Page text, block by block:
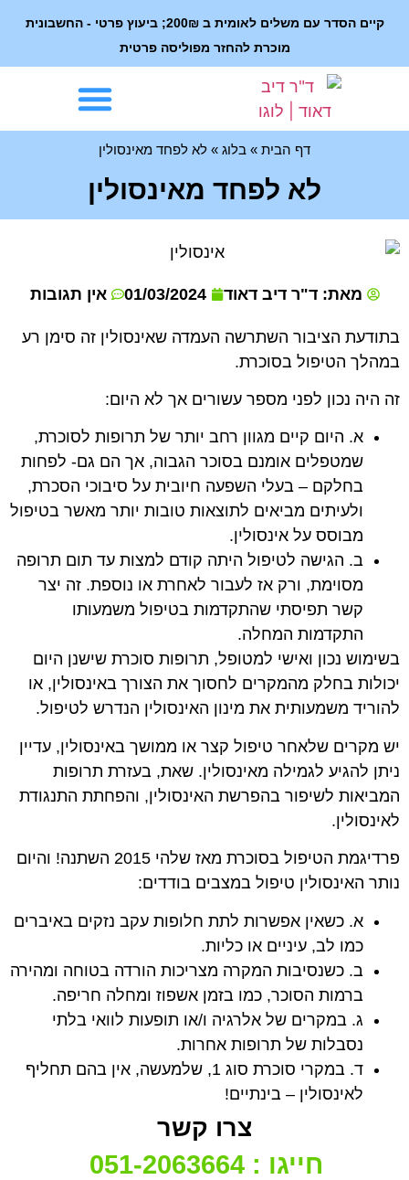
קיים הסדר עם משלים לאומית ב 200₪; ביעוץ פרטי - החשבונית
מוכרת להחזר מפוליסה פרטית
דף הבית » בלוג » לא לפחד מאינסולין
לא לפחד מאינסולין
מאת: ד"ר דיב דאוד 01/03/2024 אין תגובות
בתודעת הציבור השתרשה העמדה שאינסולין זה סימן רע
במהלך הטיפול בסוכרת.
זה היה נכון לפני מספר עשורים אך לא היום:
א. היום קיים מגוון רחב יותר של תרופות לסוכרת,
שמטפלים אומנם בסוכר הגבוה, אך הם גם- לפחות
בחלקם – בעלי השפעה חיובית על סיבוכי הסכרת,
ולעיתים מביאים לתוצאות טובות יותר מאשר בטיפול
מבוסס על אינסולין.
ב. הגישה לטיפול היתה קודם למצות עד תום תרופה
מסוימת, ורק אז לעבור לאחרת או נוספת. זה יצר
קשר תפיסתי שהתקדמות בטיפול משמעותו
התקדמות המחלה.
בשימוש נכון ואישי למטופל, תרופות סוכרת שישנן היום
יכולות בחלק מהמקרים לחסוך את הצורך באינסולין, או
להוריד משמעותית את מינון האינסולין הנדרש לטיפול.
יש מקרים שלאחר טיפול קצר או ממושך באינסולין, עדיין
ניתן להגיע לגמילה מאינסולין. שאת, בעזרת תרופות
המביאות לשיפור בהפרשת האינסולין, והפחתת התנגודת
לאינסולין.
פרדיגמת הטיפול בסוכרת מאז שלהי 2015 השתנה! והיום
נותר האינסולין טיפול במצבים בודדים:
א. כשאין אפשרות לתת חלופות עקב נזקים באיברים
כמו לב, עיניים או כליות.
ב. כשנסיבות המקרה מצריכות הורדה בטוחה ומהירה
ברמות הסוכר, כמו בזמן אשפוז ומחלה חריפה.
ג. במקרים של אלרגיה ו/או תופעות לוואי בלתי
נסבלות של תרופות אחרות.
ד. במקרי סוכרת סוג 1, שלמעשה, אין בהם תחליף
לאינסולין – בינתיים!
צרו קשר
חייגו : 051-2063664